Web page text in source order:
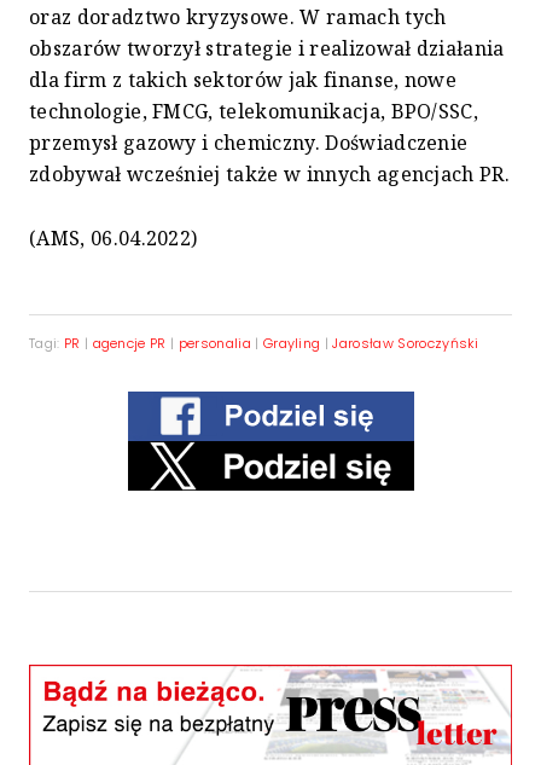
oraz doradztwo kryzysowe. W ramach tych
obszarów tworzył strategie i realizował działania
dla firm z takich sektorów jak finanse, nowe
technologie, FMCG, telekomunikacja, BPO/SSC,
przemysł gazowy i chemiczny. Doświadczenie
zdobywał wcześniej także w innych agencjach PR.
(AMS, 06.04.2022)
Tagi: PR | agencje PR | personalia | Grayling |Jarosław Soroczyński